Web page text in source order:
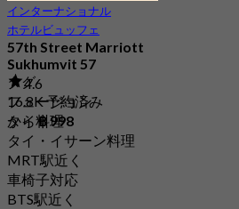
インターナショナル
ホテルビュッフェ
57th Street Marriott
Sukhumvit 57
4.6
16.8K 予約済み
から฿ 998
タグ
フュージョン
タイ料理
タイ・イサーン料理
MRT駅近く
車椅子対応
BTS駅近く